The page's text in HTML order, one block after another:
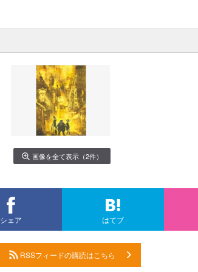
画像を全て表示（2件）
シェア はてブ
RSSフィードの購読はこちら